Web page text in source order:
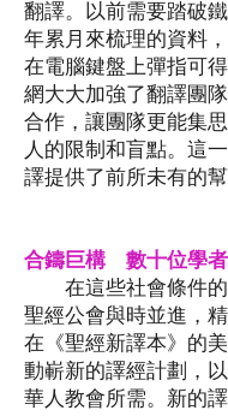
翻譯。以前需要踏破
年累月來梳理的資料
在電腦鍵盤上彈指可
網大大加強了翻譯團
合作，讓團隊更能集
人的限制和盲點。這
譯提供了前所未有的幫
合鑄巨構 數十位學
在這些社會條件的
聖經公會與時並進，
在《聖經新譯本》的
動嶄新的譯經計劃，
華人教會所需。新的